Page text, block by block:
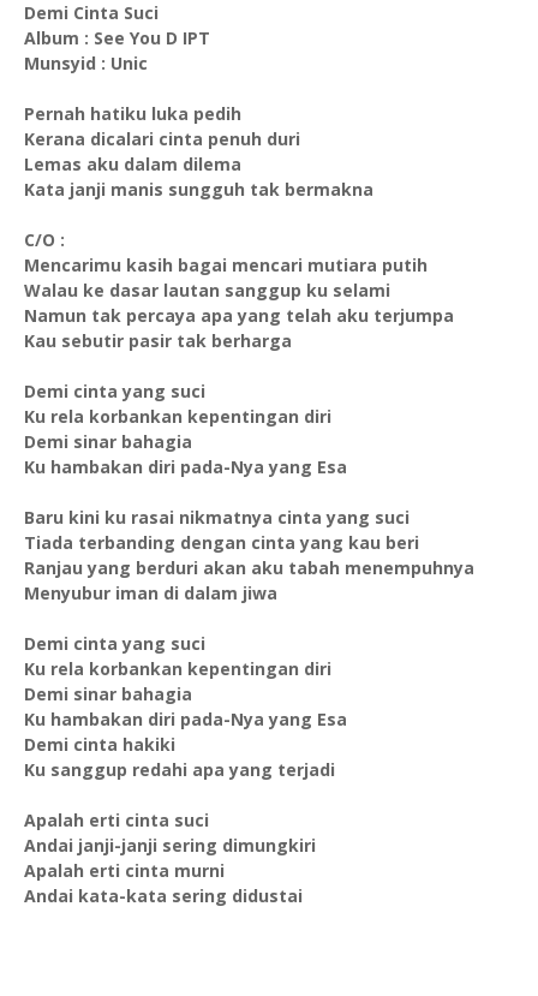
Demi Cinta Suci
Album : See You D IPT
Munsyid : Unic
Pernah hatiku luka pedih
Kerana dicalari cinta penuh duri
Lemas aku dalam dilema
Kata janji manis sungguh tak bermakna
C/O :
Mencarimu kasih bagai mencari mutiara putih
Walau ke dasar lautan sanggup ku selami
Namun tak percaya apa yang telah aku terjumpa
Kau sebutir pasir tak berharga
Demi cinta yang suci
Ku rela korbankan kepentingan diri
Demi sinar bahagia
Ku hambakan diri pada-Nya yang Esa
Baru kini ku rasai nikmatnya cinta yang suci
Tiada terbanding dengan cinta yang kau beri
Ranjau yang berduri akan aku tabah menempuhnya
Menyubur iman di dalam jiwa
Demi cinta yang suci
Ku rela korbankan kepentingan diri
Demi sinar bahagia
Ku hambakan diri pada-Nya yang Esa
Demi cinta hakiki
Ku sanggup redahi apa yang terjadi
Apalah erti cinta suci
Andai janji-janji sering dimungkiri
Apalah erti cinta murni
Andai kata-kata sering didustai